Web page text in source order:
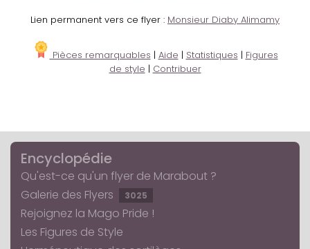
Lien permanent vers ce flyer : Monsieur Diaby Alimamy
Pièces remarquables | Aide | Statistiques | Figures
de style | Contribuer
Encyclopédie
Qu'est-ce qu'un flyer de Marabout ?
Galerie des Flyers
3025
Rejoignez la Mago Pride !
Les Figures de Style